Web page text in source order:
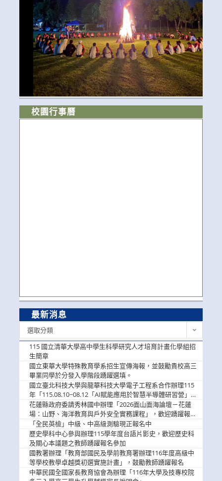
校園行事曆
最新消息
選取分類
115 國立清華大學高中學生科學研究人才培育計畫化學組招
生簡章
國立東華大學特殊教育學系招生宣傳海報，並鼓勵貴校高三
畢業同學於分發入學階段踴躍選填。
國立臺北科技大學與龍華科技大學電子工程系合作辦理115
年「115.08.10~08.12「AI賦能應用於智慧半導體研習營」，
歡迎學生踴躍報名參加
花蓮縣政府委請秀林國中辦理「2026面山面海論壇－花蓮
場：山野、海洋教育與戶外安全實務課程」，歡迎踴躍報名
參加
「全民英檢」中級、中高級測驗現正報名中
歷史學科中心參與辦理115學年度台語片影史，歡迎歷史科
及關心本議題之教師踴躍報名參加
國教署辦理「教育部國民及學前教育署辦理116年度高級中
等學校教學卓越獎初選實施計畫」，鼓勵教師踴躍報名
中華民國全國家長教育協會為辦理「116年大學及技專校院